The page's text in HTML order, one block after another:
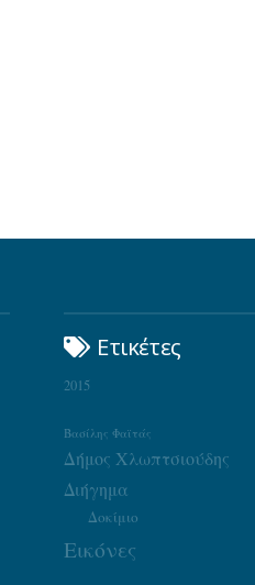
Ετικέτες
2015
Βασίλης Φαϊτάς
Δήμος Χλωπτσιούδης
Διήγημα
Δοκίμιο
Εικόνες